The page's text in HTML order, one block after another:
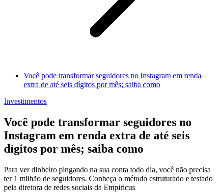
Você pode transformar seguidores no Instagram em renda
extra de até seis dígitos por mês; saiba como
Investimentos
Você pode transformar seguidores no
Instagram em renda extra de até seis
dígitos por mês; saiba como
Para ver dinheiro pingando na sua conta todo dia, você não precisa
ter 1 milhão de seguidores. Conheça o método estruturado e testado
pela diretora de redes sociais da Empiricus